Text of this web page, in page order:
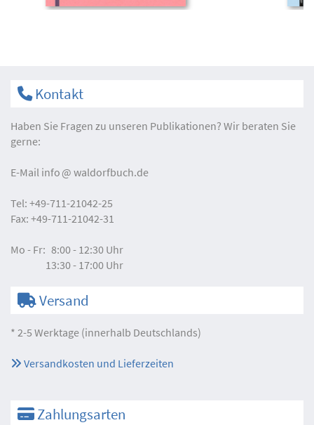
Kontakt
Haben Sie Fragen zu unseren Publikationen? Wir beraten Sie
gerne:
E-Mail info waldorfbuch.de
Tel: +49-711-21042-25
Fax: +49-711-21042-31
Mo - Fr: 8:00 - 12:30 Uhr
13:30 - 17:00 Uhr
Versand
* 2-5 Werktage (innerhalb Deutschlands)
Versandkosten und Lieferzeiten
Zahlungsarten